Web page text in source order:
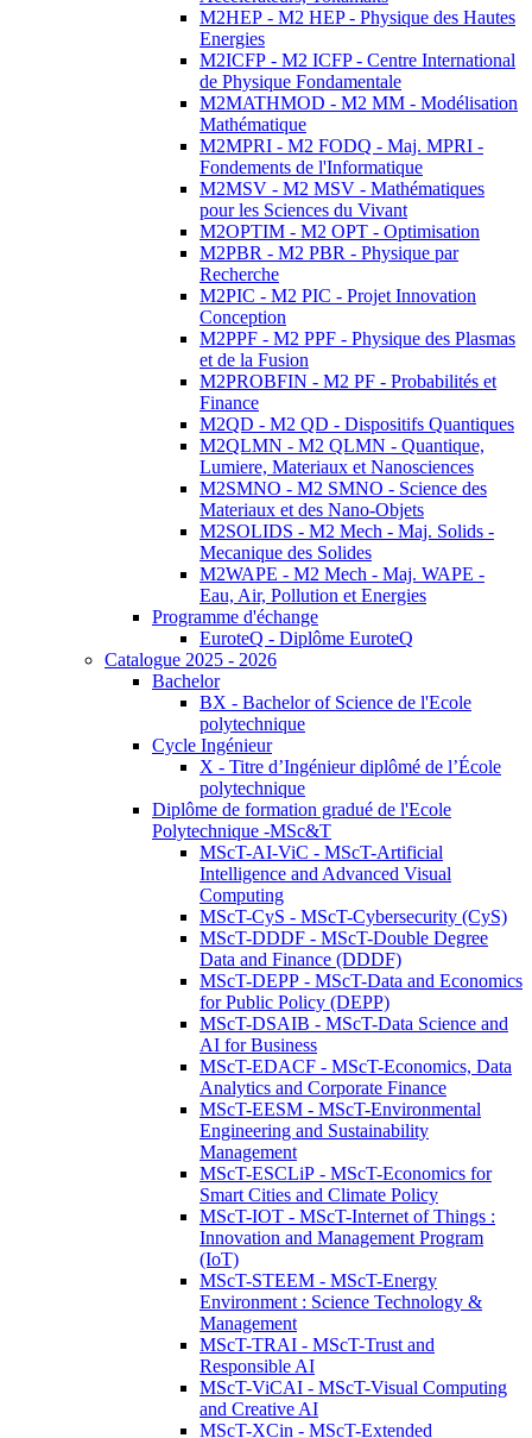
M2HEP - M2 HEP - Physique des Hautes
Energies
M2ICFP - M2 ICFP - Centre International
de Physique Fondamentale
M2MATHMOD - M2 MM - Modélisation
Mathématique
M2MPRI - M2 FODQ - Maj. MPRI -
Fondements de l'Informatique
M2MSV - M2 MSV - Mathématiques
pour les Sciences du Vivant
M2OPTIM - M2 OPT - Optimisation
M2PBR - M2 PBR - Physique par
Recherche
M2PIC - M2 PIC - Projet Innovation
Conception
M2PPF - M2 PPF - Physique des Plasmas
et de la Fusion
M2PROBFIN - M2 PF - Probabilités et
Finance
M2QD - M2 QD - Dispositifs Quantiques
M2QLMN - M2 QLMN - Quantique,
Lumiere, Materiaux et Nanosciences
M2SMNO - M2 SMNO - Science des
Materiaux et des Nano-Objets
M2SOLIDS - M2 Mech - Maj. Solids -
Mecanique des Solides
M2WAPE - M2 Mech - Maj. WAPE -
Eau, Air, Pollution et Energies
Programme d'échange
EuroteQ - Diplôme EuroteQ
Catalogue 2025 - 2026
Bachelor
BX - Bachelor of Science de l'Ecole
polytechnique
Cycle Ingénieur
X - Titre d’Ingénieur diplômé de l’École
polytechnique
Diplôme de formation gradué de l'Ecole
Polytechnique -MSc&T
MScT-AI-ViC - MScT-Artificial
Intelligence and Advanced Visual
Computing
MScT-CyS - MScT-Cybersecurity (CyS)
MScT-DDDF - MScT-Double Degree
Data and Finance (DDDF)
MScT-DEPP - MScT-Data and Economics
for Public Policy (DEPP)
MScT-DSAIB - MScT-Data Science and
AI for Business
MScT-EDACF - MScT-Economics, Data
Analytics and Corporate Finance
MScT-EESM - MScT-Environmental
Engineering and Sustainability
Management
MScT-ESCLiP - MScT-Economics for
Smart Cities and Climate Policy
MScT-IOT - MScT-Internet of Things :
Innovation and Management Program
(IoT)
MScT-STEEM - MScT-Energy
Environment : Science Technology &
Management
MScT-TRAI - MScT-Trust and
Responsible AI
MScT-ViCAI - MScT-Visual Computing
and Creative AI
MScT-XCin - MScT-Extended